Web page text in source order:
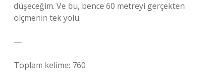
düşeceğim. Ve bu, bence 60 metreyi gerçekten
ölçmenin tek yolu.
—
Toplam kelime: 760